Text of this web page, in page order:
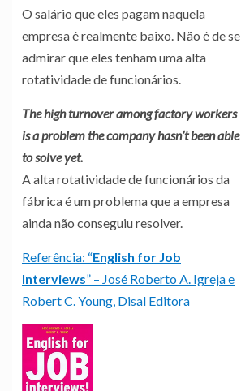
O salário que eles pagam naquela
empresa é realmente baixo. Não é de se
admirar que eles tenham uma alta
rotatividade de funcionários.
The high turnover among factory workers
is a problem the company hasn’t been able
to solve yet.
A alta rotatividade de funcionários da
fábrica é um problema que a empresa
ainda não conseguiu resolver.
Referência: “English for Job
Interviews” – José Roberto A. Igreja e
Robert C. Young, Disal Editora